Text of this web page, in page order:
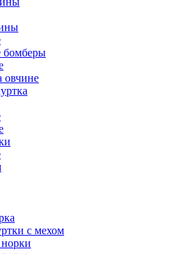
бомберы
овчине
с мехом